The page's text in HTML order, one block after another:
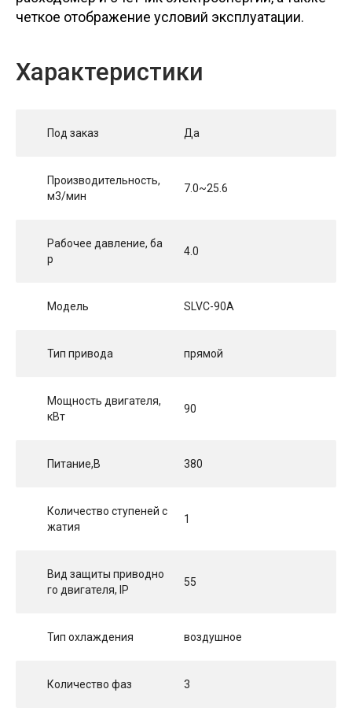
четкое отображение условий эксплуатации.
Характеристики
Под заказ Да
Производительность,
м3/мин
7.0~25.6
Рабочее давление, ба
р
4.0
Модель SLVC-90A
Тип привода прямой
Мощность двигателя,
кВт
90
Питание,В 380
Количество ступеней с
жатия
1
Вид защиты приводно
го двигателя, IP
55
Тип охлаждения воздушное
Количество фаз 3